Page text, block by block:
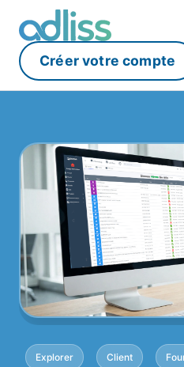
Créer votre compte
Explorer Client